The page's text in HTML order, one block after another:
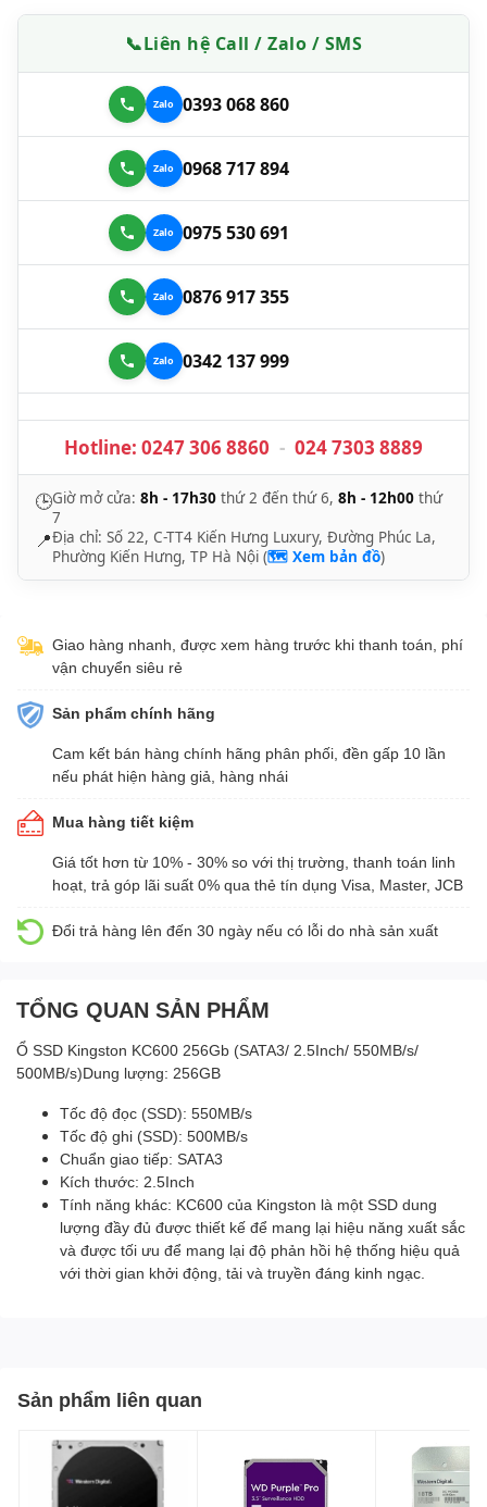
📞Liên hệ Call / Zalo / SMS
0393 068 860
0968 717 894
0975 530 691
0876 917 355
0342 137 999
Hotline: 0247 306 8860 - 024 7303 8889
🕒Giờ mở cửa: 8h - 17h30 thứ 2 đến thứ 6, 8h - 12h00 thứ
7
📍Địa chỉ: Số 22, C-TT4 Kiến Hưng Luxury, Đường Phúc La,
Phường Kiến Hưng, TP Hà Nội (🗺️ Xem bản đồ)
Giao hàng nhanh, được xem hàng trước khi thanh toán, phí
vận chuyển siêu rẻ
Sản phẩm chính hãng
Cam kết bán hàng chính hãng phân phối, đền gấp 10 lần
nếu phát hiện hàng giả, hàng nhái
Mua hàng tiết kiệm
Giá tốt hơn từ 10% - 30% so với thị trường, thanh toán linh
hoạt, trả góp lãi suất 0% qua thẻ tín dụng Visa, Master, JCB
Đổi trả hàng lên đến 30 ngày nếu có lỗi do nhà sản xuất
TỔNG QUAN SẢN PHẨM
Ổ SSD Kingston KC600 256Gb (SATA3/ 2.5Inch/ 550MB/s/
500MB/s)Dung lượng: 256GB
Tốc độ đọc (SSD): 550MB/s
Tốc độ ghi (SSD): 500MB/s
Chuẩn giao tiếp: SATA3
Kích thước: 2.5Inch
Tính năng khác: KC600 của Kingston là một SSD dung
lượng đầy đủ được thiết kế để mang lại hiệu năng xuất sắc
và được tối ưu để mang lại độ phản hồi hệ thống hiệu quả
với thời gian khởi động, tải và truyền đáng kinh ngạc.
Sản phẩm liên quan